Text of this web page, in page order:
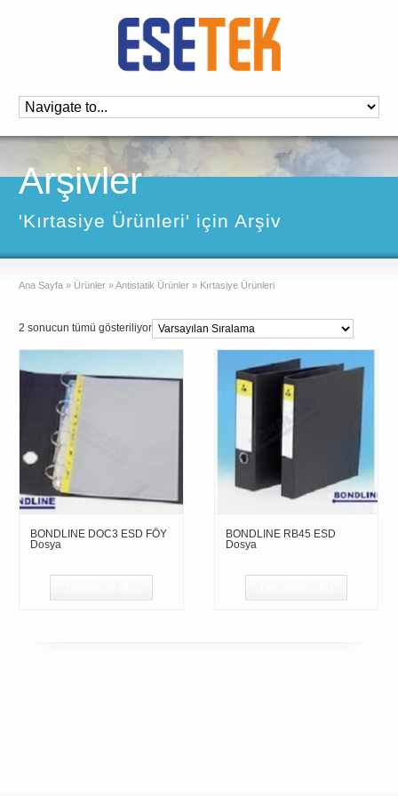
Arşivler
'Kırtasiye Ürünleri' için Arşiv
Ana Sayfa » Ürünler »Antistatik Ürünler » Kırtasiye Ürünleri
2 sonucun tümü gösteriliyor
BONDLINE DOC3 ESD FÖY
Dosya
BONDLINE RB45 ESD
Dosya